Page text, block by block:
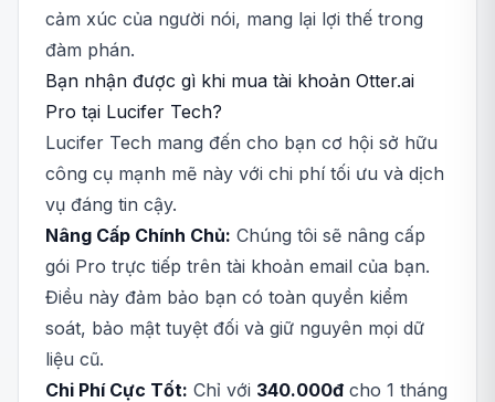
cảm xúc của người nói, mang lại lợi thế trong
đàm phán.
Bạn nhận được gì khi mua tài khoản Otter.ai
Pro tại Lucifer Tech?
Lucifer Tech mang đến cho bạn cơ hội sở hữu
công cụ mạnh mẽ này với chi phí tối ưu và dịch
vụ đáng tin cậy.
Nâng Cấp Chính Chủ: Chúng tôi sẽ nâng cấp
gói Pro trực tiếp trên tài khoản email của bạn.
Điều này đảm bảo bạn có toàn quyền kiểm
soát, bảo mật tuyệt đối và giữ nguyên mọi dữ
liệu cũ.
Chi Phí Cực Tốt: Chỉ với 340.000đ cho 1 tháng